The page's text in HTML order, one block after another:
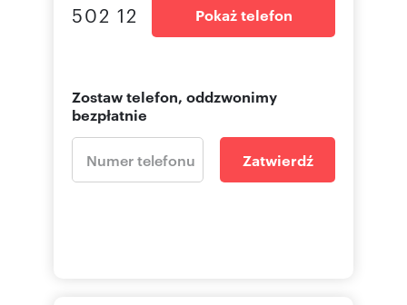
502 12 Pokaż telefon
Zostaw telefon, oddzwonimy
bezpłatnie
Zatwierdź